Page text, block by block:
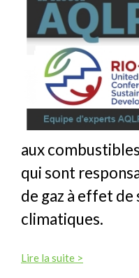
aux
qui sont
de gaz à effet
climatiques.
Lire la suite >